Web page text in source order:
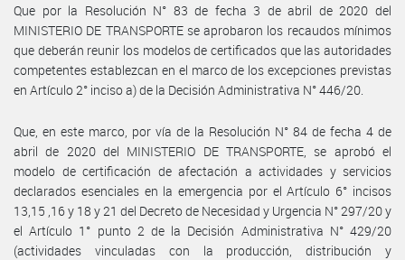
Que por la Resolución N° 83 de fecha 3 de abril de 2020 del
MINISTERIO DE TRANSPORTE se aprobaron los recaudos mínimos
que deberán reunir los modelos de certificados que las autoridades
competentes establezcan en el marco de los excepciones previstas
en Artículo 2° inciso a) de la Decisión Administrativa N° 446/20.
Que, en este marco, por vía de la Resolución N° 84 de fecha 4 de
abril de 2020 del MINISTERIO DE TRANSPORTE, se aprobó el
modelo de certificación de afectación a actividades y servicios
declarados esenciales en la emergencia por el Artículo 6° incisos
13,15 ,16 y 18 y 21 del Decreto de Necesidad y Urgencia N° 297/20 y
el Artículo 1° punto 2 de la Decisión Administrativa N° 429/20
(actividades vinculadas con la producción, distribución y